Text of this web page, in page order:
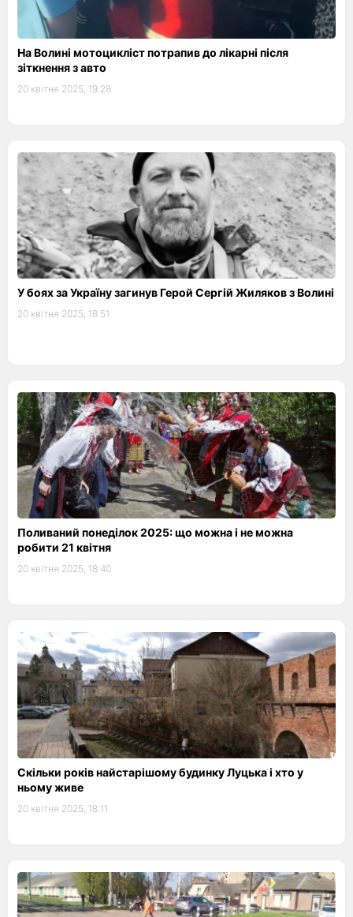
На Волині мотоцикліст потрапив до лікарні після
зіткнення з авто
20 квітня 2025, 19:28
У боях за Україну загинув Герой Сергій Жиляков з Волині
20 квітня 2025, 18:51
Поливаний понеділок 2025: що можна і не можна
робити 21 квітня
20 квітня 2025, 18:40
Скільки років найстарішому будинку Луцька і хто у
ньому живе
20 квітня 2025, 18:11